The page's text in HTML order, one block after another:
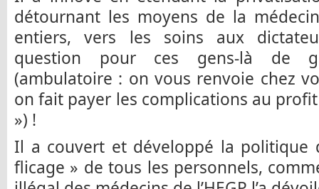
détournant les moyens de la
entiers, vers les soins aux
question pour ces gens-là de
(ambulatoire : on vous renvoie chez
on fait payer les complications au
») !
Il a couvert et développé la politique
flicage » de tous les personnels,